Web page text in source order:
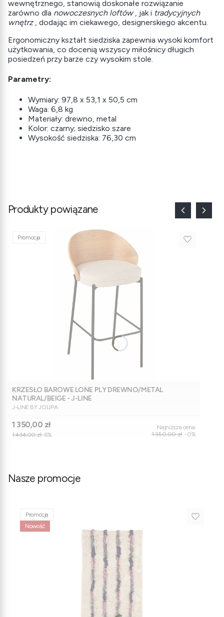
wewnętrznego, stanowią doskonałe rozwiązanie
zarówno dla nowoczesnych loftów, jak i tradycyjnych
wnętrz, dodając im ciekawego, designerskiego akcentu.
Ergonomiczny kształt siedziska zapewnia wysoki komfort
użytkowania, co docenią wszyscy miłośnicy długich
posiedzeń przy barze czy wysokim stole.
Parametry:
Wymiary: 97,8 x 53,1 x 50,5 cm
Waga: 6,8 kg
Materiały: drewno, metal
Kolor: czarny; siedzisko szare
Wysokość siedziska: 76,30 cm
Produkty powiązane
Promocja
KRZESŁO BAROWE LONE PLY DREWNO/METAL
NATURAL/BEIGE - J-LINE
PRODUCENT
J-LINE BY JOLIPA
Cena promocyjna
1 350,00 zł
1 434,00 zł-6%
Najniższa cena:
1 350,00 zł -0%
Nasze promocje
Promocja
Nowość